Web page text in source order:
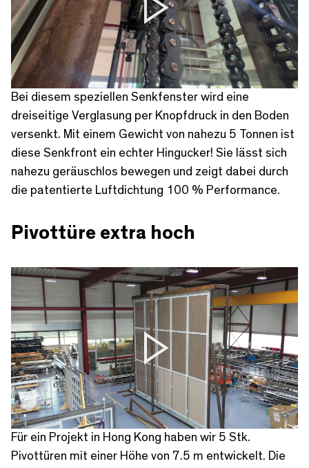
Play
Bei diesem speziellen Senkfenster wird eine
dreiseitige Verglasung per Knopfdruck in den Boden
versenkt. Mit einem Gewicht von nahezu 5 Tonnen ist
diese Senkfront ein echter Hingucker! Sie lässt sich
nahezu geräuschlos bewegen und zeigt dabei durch
die patentierte Luftdichtung 100 % Performance.
Pivottüre extra hoch
Play
Für ein Projekt in Hong Kong haben wir 5 Stk.
Pivottüren mit einer Höhe von 7.5 m entwickelt. Die